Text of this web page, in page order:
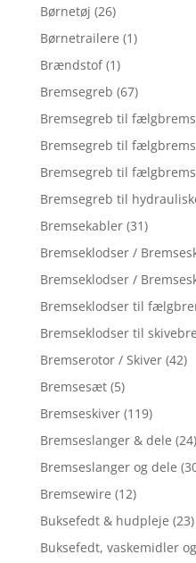
Børnetøj (26)
Børnetrailere (1)
Brændstof (1)
Bremsegreb (67)
Bremsegreb til
Bremsegreb til
Bremsegreb til
Bremsegreb til
Bremsekabler (31)
Bremseklodser /
Bremseklodser /
Bremseklodser til
Bremseklodser til
Bremserotor / Skiver (42)
Bremsesæt (5)
Bremseskiver (119)
Bremseslanger & dele (24)
Bremseslanger og dele
Bremsewire (12)
Buksefedt & hudpleje (23)
Buksefedt, vaskemidler